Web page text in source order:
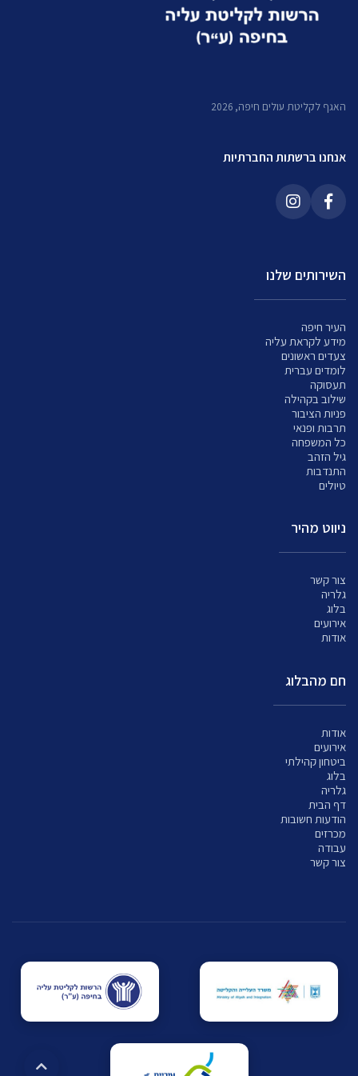
האגף לקליטת עולים חיפה, 2026
אנחנו ברשתות החברתיות
השירותים שלנו
העיר חיפה
מידע לקראת עליה
צעדים ראשונים
לומדים עברית
תעסוקה
שילוב בקהילה
פניות הציבור
תרבות ופנאי
כל המשפחה
גיל הזהב
התנדבות
טיולים
ניווט מהיר
צור קשר
גלריה
בלוג
אירועים
אודות
חם מהבלוג
אודות
אירועים
ביטחון קהילתי
בלוג
גלריה
דף הבית
הודעות חשובות
מכרזים
עבודה
צור קשר